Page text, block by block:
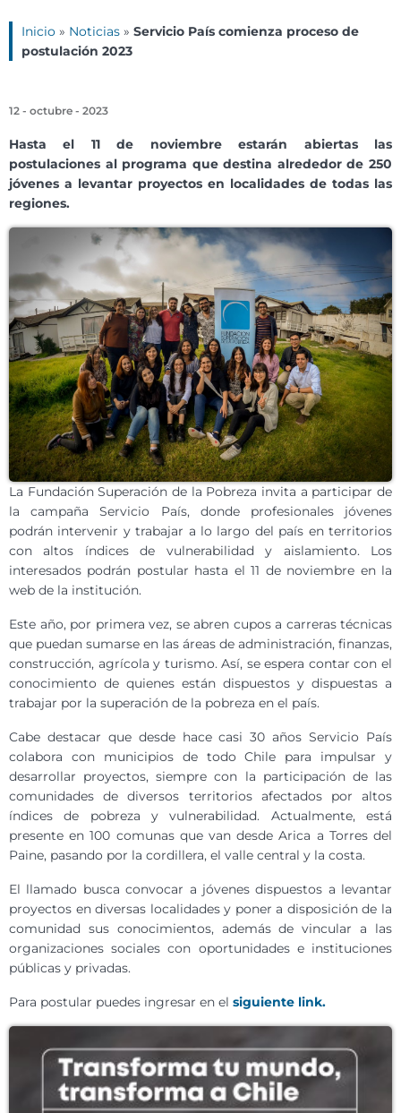
Inicio » Noticias » Servicio País comienza proceso de
postulación 2023
12 - octubre - 2023
Hasta el 11 de noviembre estarán abiertas las
postulaciones al programa que destina alrededor de 250
jóvenes a levantar proyectos en localidades de todas las
regiones.
La Fundación Superación de la Pobreza invita a participar de
la campaña Servicio País, donde profesionales jóvenes
podrán intervenir y trabajar a lo largo del país en territorios
con altos índices de vulnerabilidad y aislamiento. Los
interesados podrán postular hasta el 11 de noviembre en la
web de la institución.
Este año, por primera vez, se abren cupos a carreras técnicas
que puedan sumarse en las áreas de administración, finanzas,
construcción, agrícola y turismo. Así, se espera contar con el
conocimiento de quienes están dispuestos y dispuestas a
trabajar por la superación de la pobreza en el país.
Cabe destacar que desde hace casi 30 años Servicio País
colabora con municipios de todo Chile para impulsar y
desarrollar proyectos, siempre con la participación de las
comunidades de diversos territorios afectados por altos
índices de pobreza y vulnerabilidad. Actualmente, está
presente en 100 comunas que van desde Arica a Torres del
Paine, pasando por la cordillera, el valle central y la costa.
El llamado busca convocar a jóvenes dispuestos a levantar
proyectos en diversas localidades y poner a disposición de la
comunidad sus conocimientos, además de vincular a las
organizaciones sociales con oportunidades e instituciones
públicas y privadas.
Para postular puedes ingresar en el siguiente link.